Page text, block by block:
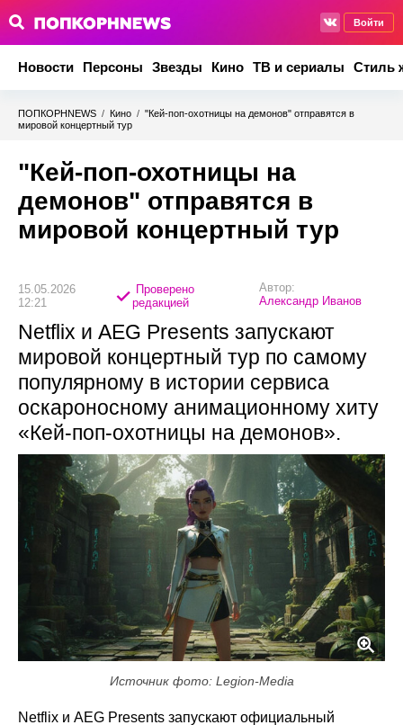
Войти
Новости Персоны Звезды Кино ТВ и сериалы Стиль
ПОПКОРНNEWS / Кино / "Кей-поп-охотницы на демонов" отправятся в
мировой концертный тур
"Кей-поп-охотницы на
демонов" отправятся в
мировой концертный тур
15.05.2026
12:21
Проверено
редакцией
Автор:
Александр Иванов
Netflix и AEG Presents запускают
мировой концертный тур по самому
популярному в истории сервиса
оскароносному анимационному хиту
«Кей-поп-охотницы на демонов».
Источник фото: Legion-Media
Netflix и AEG Presents запускают официальный